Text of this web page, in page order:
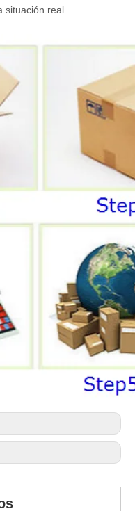
situación real.